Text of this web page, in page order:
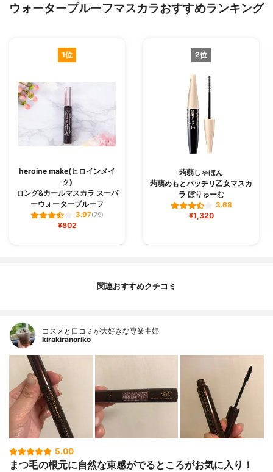
ウォータープルーフマスカラおすすめランキング
1位
heroine make(ヒロインメイ
ク)
ロング&カールマスカラ スーパ
ーウォータープルーフ
3.97(79)
¥802
2位
蒟蒻しゃぼん
蒟蒻めもとパッチリ乙女マスカ
ラ ぼりゅーむ
3.68
¥1,320
関連おすすめクチコミ
コスメと口コミが大好きな専業主婦
kirakiranoriko
5.00
まつ毛の根元に自然な束感がでるところがお気に入り！